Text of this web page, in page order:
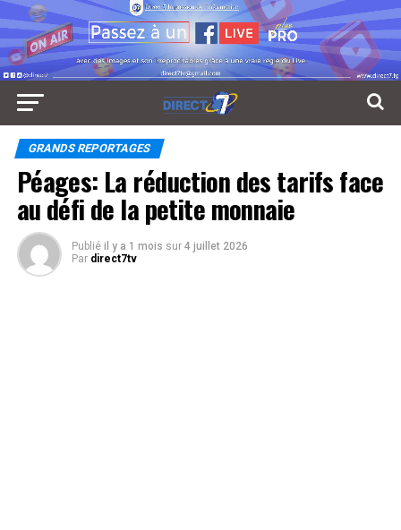
GRANDS REPORTAGES
Péages: La réduction des tarifs face
au défi de la petite monnaie
Publié il y a 1 mois sur 4 juillet 2026
Par direct7tv